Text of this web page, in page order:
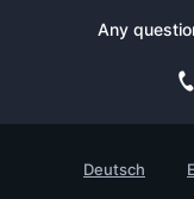
Documentazione
Academy
Azienda
Newsletter
Base di conoscenza
Any
Deutsch